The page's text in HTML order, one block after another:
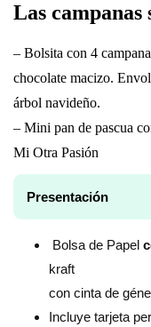
Las campanas
– Bolsita con 4
chocolate macizo.
árbol navideño.
– Mini pan de pascua
Mi Otra Pasión
Presentación
Bolsa de Papel
kraft
con cinta de
Incluye tarjeta